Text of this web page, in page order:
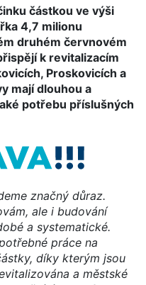
částkou ve výši
4,7 milionu
druhém červnovém
k revitalizacím
Proskovicích a
mají dlouhou a
potřebu příslušných
značný důraz.
ale i budování
a systematické.
práce na
díky kterým jsou
a městské